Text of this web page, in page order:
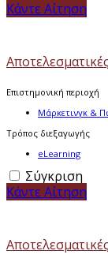
Κάντε Αίτηση
Επιστημονική περιοχή
Μάρκετινγκ &
Τρόπος διεξαγωγής
eLearning
Σύγκριση
Κάντε Αίτηση